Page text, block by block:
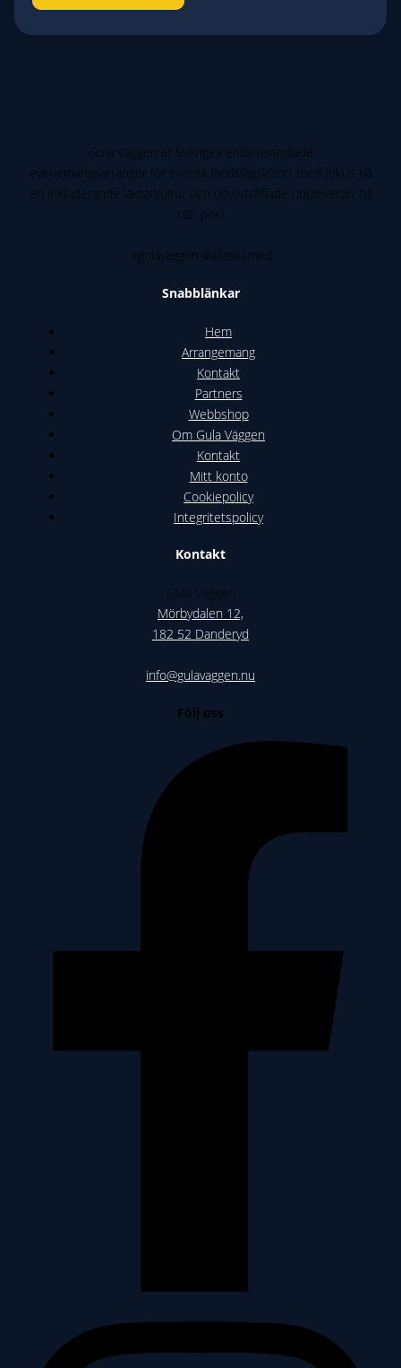
VM
2026:
FINAL
Gula Väggen är Sveriges enda renodlade
evenemangsarrangör för svensk landslagsidrott med fokus på
en inkluderande läktarkultur och oöverträffade upplevelser till
rätt pris!
#gulaväggen #allaskamed
Snabblänkar
Hem
Arrangemang
Kontakt
Partners
Webbshop
Om Gula Väggen
Kontakt
Mitt konto
Cookiepolicy
Integritetspolicy
Kontakt
Gula Väggen
Mörbydalen 12,
182 52 Danderyd
info@gulavaggen.nu
Följ oss